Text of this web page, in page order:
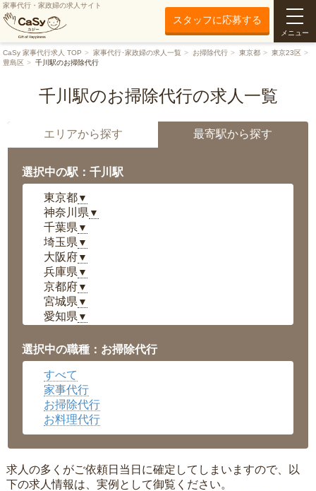
家事代行・家政婦の求人サイト
スタッフに応募する
メニュー
CaSy 家事代行求人 TOP 家事代行･家政婦の求人一覧 お掃除代行 東京都
東京23区
豊島区
千川駅のお掃除代行
千川駅のお掃除代行の求人一覧
エリアから探す 最寄駅から探す
選択中の駅：千川駅
東京都▼
神奈川県 ▼
千葉県 ▼
埼玉県 ▼
大阪府▼
兵庫県 ▼
京都府▼
宮城県 ▼
愛知県 ▼
岡山県▼
広島県▼
沖縄県
選択中の職種：お掃除代行
すべて
家事代行
お掃除代行
お料理代行
求人の多くがご依頼日当日に確定してしまいますので、以
下の求人情報は、実例として御覧ください。